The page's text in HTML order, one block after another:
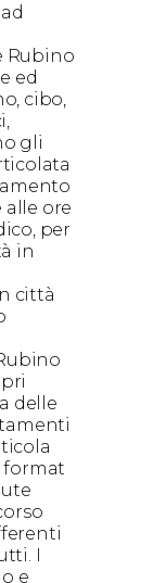
Rubino
ed
cibo,
gli
alle ore
per
in
città
delle
format
I
e